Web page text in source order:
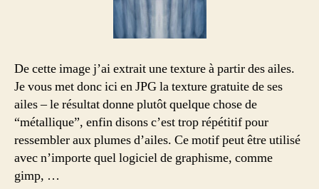
De cette image j’ai extrait une texture à partir des ailes.
Je vous met donc ici en JPG la texture gratuite de ses
ailes – le résultat donne plutôt quelque chose de
“métallique”, enfin disons c’est trop répétitif pour
ressembler aux plumes d’ailes. Ce motif peut être utilisé
avec n’importe quel logiciel de graphisme, comme
gimp, …